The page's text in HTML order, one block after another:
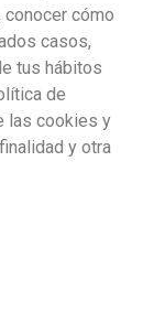
cómo
casos,
tus hábitos
de
las cookies y
y otra